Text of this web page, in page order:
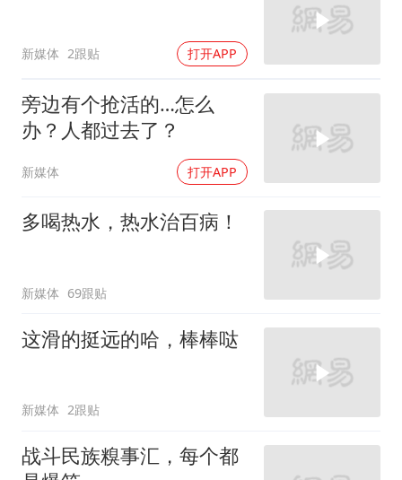
新媒体 2跟贴 打开APP
旁边有个抢活的…怎么
办？人都过去了？
新媒体 打开APP
多喝热水，热水治百病！
新媒体 69跟贴
这滑的挺远的哈，棒棒哒
新媒体 2跟贴
战斗民族糗事汇，每个都